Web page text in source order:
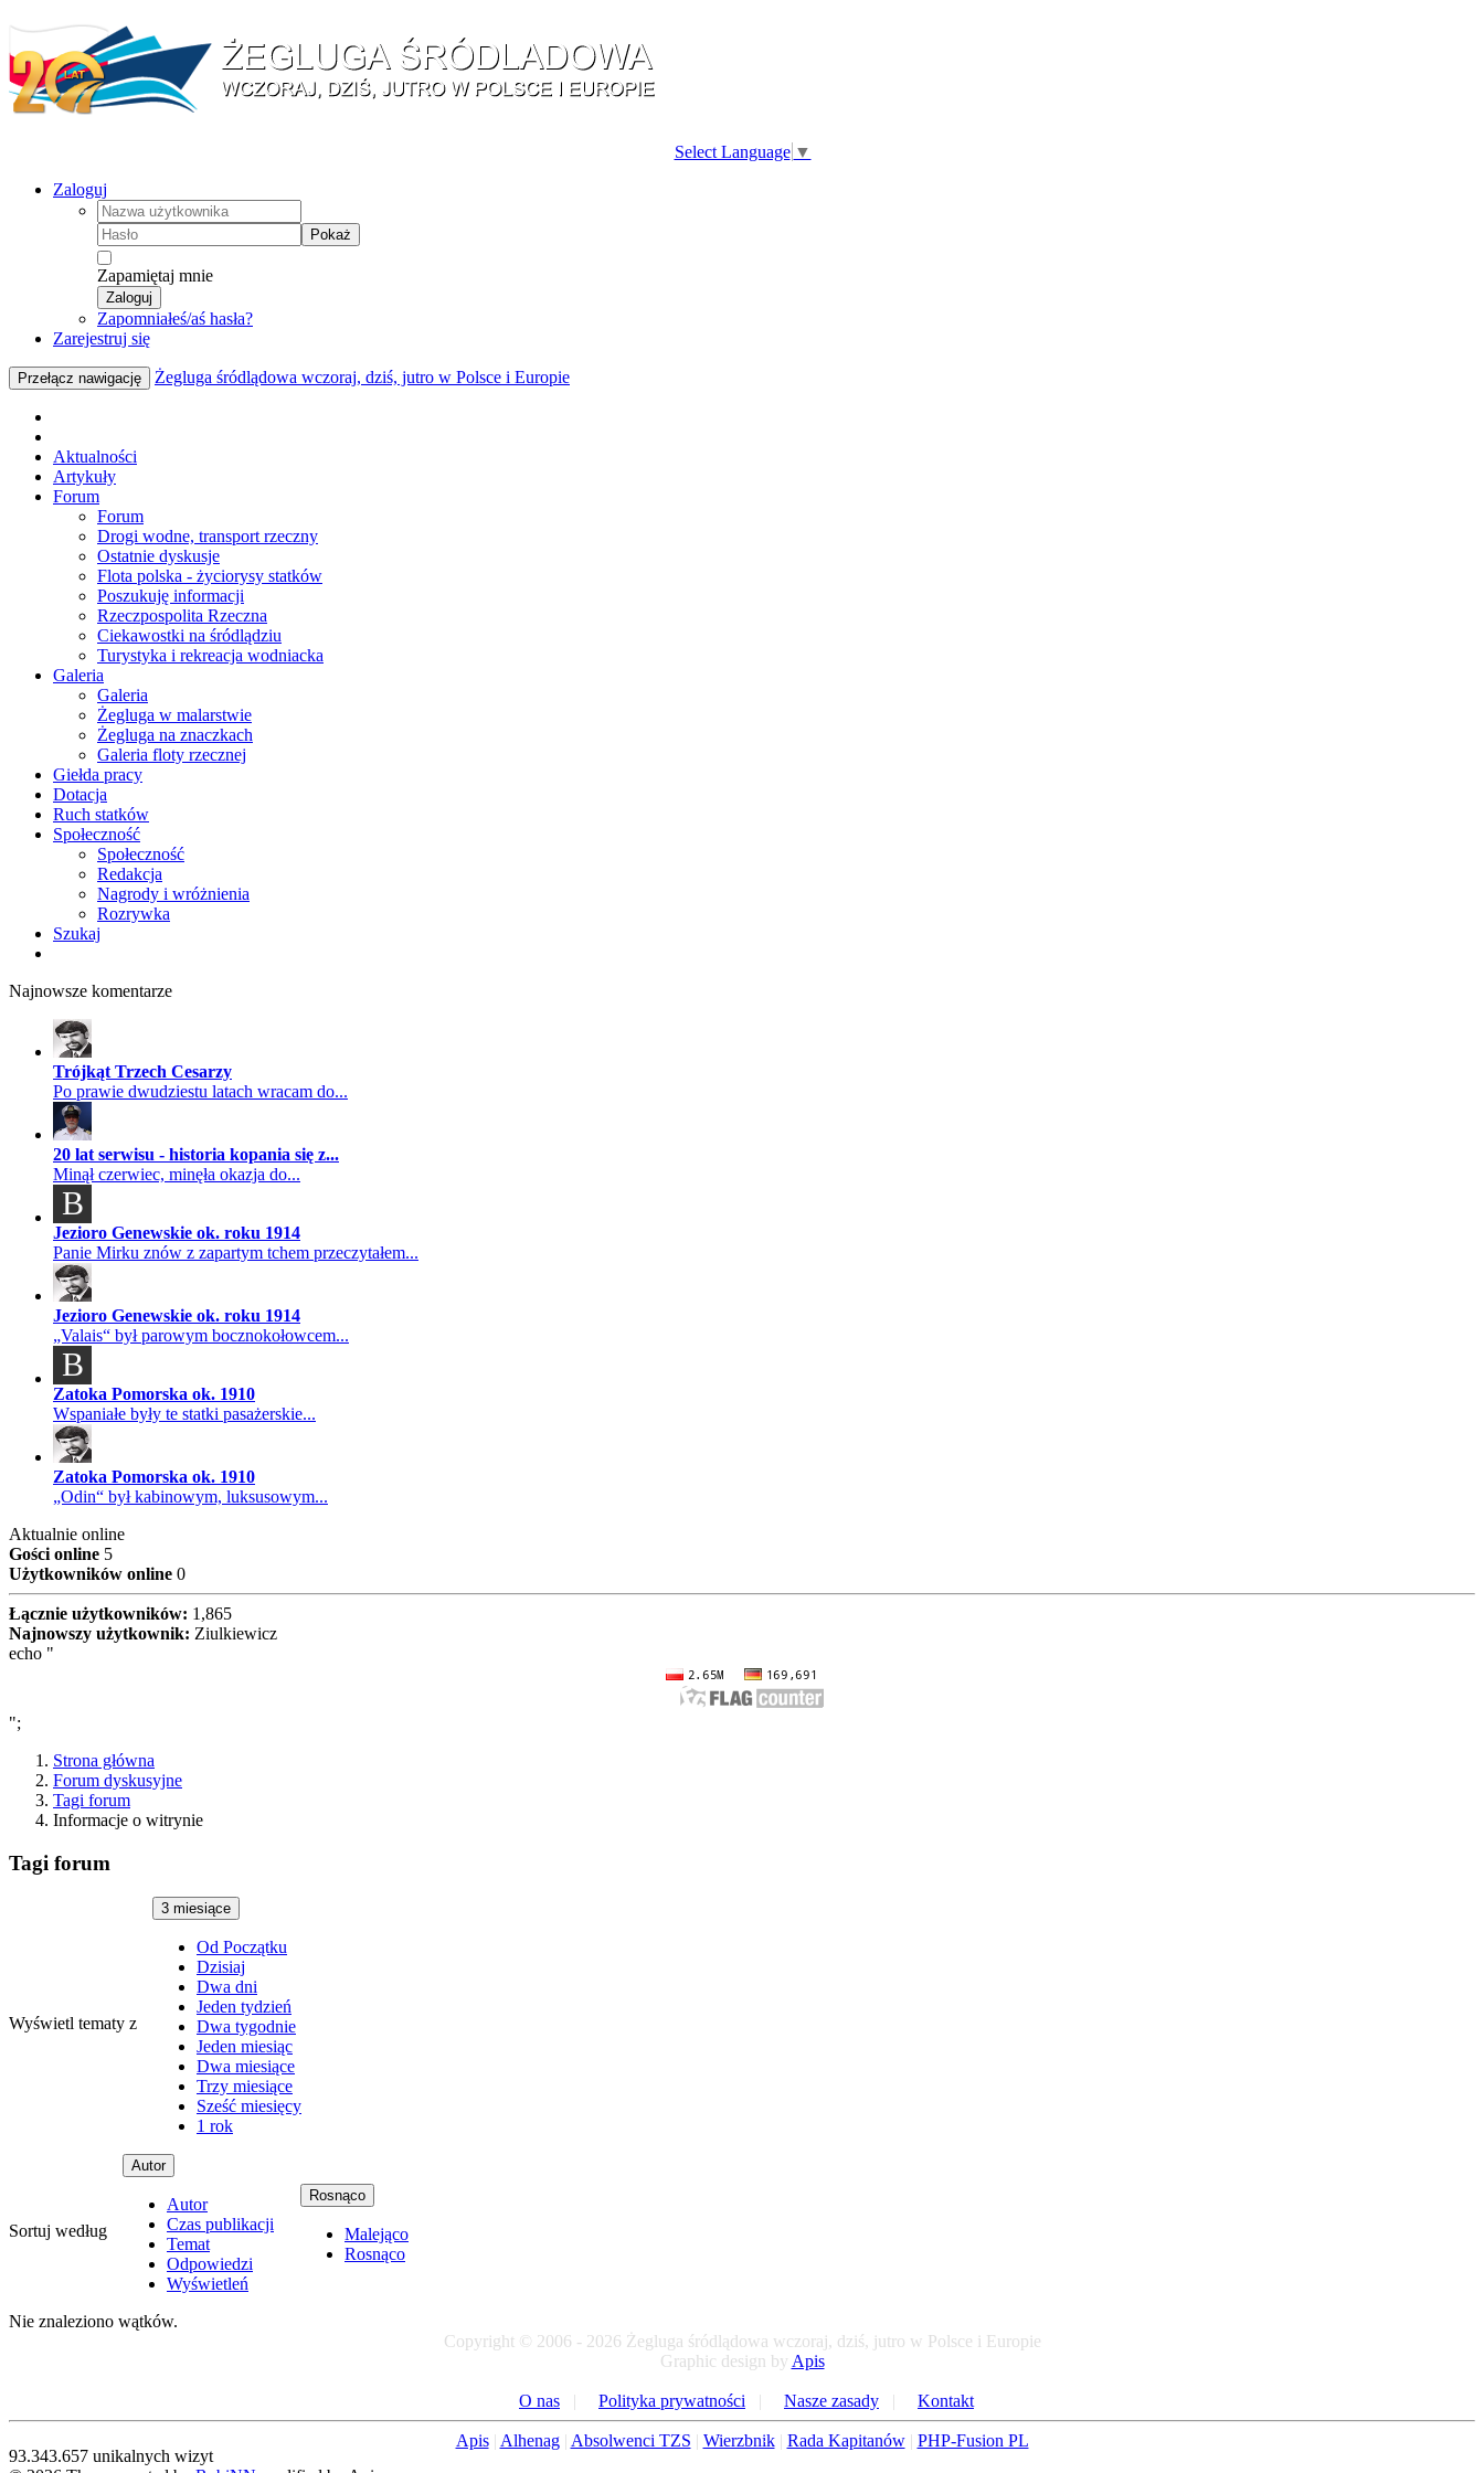
Select Language ▼
Zaloguj
Pokaż
Zapamiętaj mnie
Zaloguj
Zapomniałeś/aś hasła?
Zarejestruj się
Przełącz nawigację Żegluga śródlądowa wczoraj, dziś, jutro w Polsce i Europie
Aktualności
Artykuły
Forum
Forum
Drogi wodne, transport rzeczny
Ostatnie dyskusje
Flota polska - życiorysy statków
Poszukuję informacji
Rzeczpospolita Rzeczna
Ciekawostki na śródlądziu
Turystyka i rekreacja wodniacka
Galeria
Galeria
Żegluga w malarstwie
Żegluga na znaczkach
Galeria floty rzecznej
Giełda pracy
Dotacja
Ruch statków
Społeczność
Społeczność
Redakcja
Nagrody i wróżnienia
Rozrywka
Szukaj
Najnowsze komentarze
Trójkąt Trzech Cesarzy
Po prawie dwudziestu latach wracam do...
20 lat serwisu - historia kopania się z...
Minął czerwiec, minęła okazja do...
B
Jezioro Genewskie ok. roku 1914
Panie Mirku znów z zapartym tchem przeczytałem...
Jezioro Genewskie ok. roku 1914
„Valais“ był parowym bocznokołowcem...
B
Zatoka Pomorska ok. 1910
Wspaniałe były te statki pasażerskie...
Zatoka Pomorska ok. 1910
„Odin“ był kabinowym, luksusowym...
Aktualnie online
Gości online 5
Użytkowników online 0
Łącznie użytkowników: 1,865
Najnowszy użytkownik: Ziulkiewicz
echo "
";
Strona główna
Forum dyskusyjne
Tagi forum
Informacje o witrynie
Tagi forum
Wyświetl tematy z
3 miesiące
Od Początku
Dzisiaj
Dwa dni
Jeden tydzień
Dwa tygodnie
Jeden miesiąc
Dwa miesiące
Trzy miesiące
Sześć miesięcy
1 rok
Sortuj według
Autor
Autor
Czas publikacji
Temat
Odpowiedzi
Wyświetleń
Rosnąco
Malejąco
Rosnąco
Nie znaleziono wątków.
Copyright © 2006 - 2026 Żegluga śródlądowa wczoraj, dziś, jutro w Polsce i Europie
Graphic design by Apis
O nas | Polityka prywatności | Nasze zasady | Kontakt
Apis| Alhenag| Absolwenci TZS | Wierzbnik| Rada Kapitanów| PHP-Fusion PL
93.343.657 unikalnych wizyt